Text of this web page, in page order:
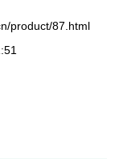
product/87.html